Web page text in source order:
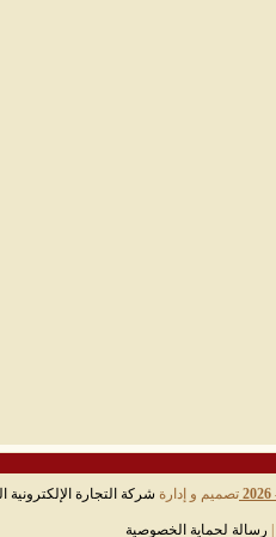
تصميم و إدارة شركة التجارة الإلكترونية
رسالة لحماية الخصوصية